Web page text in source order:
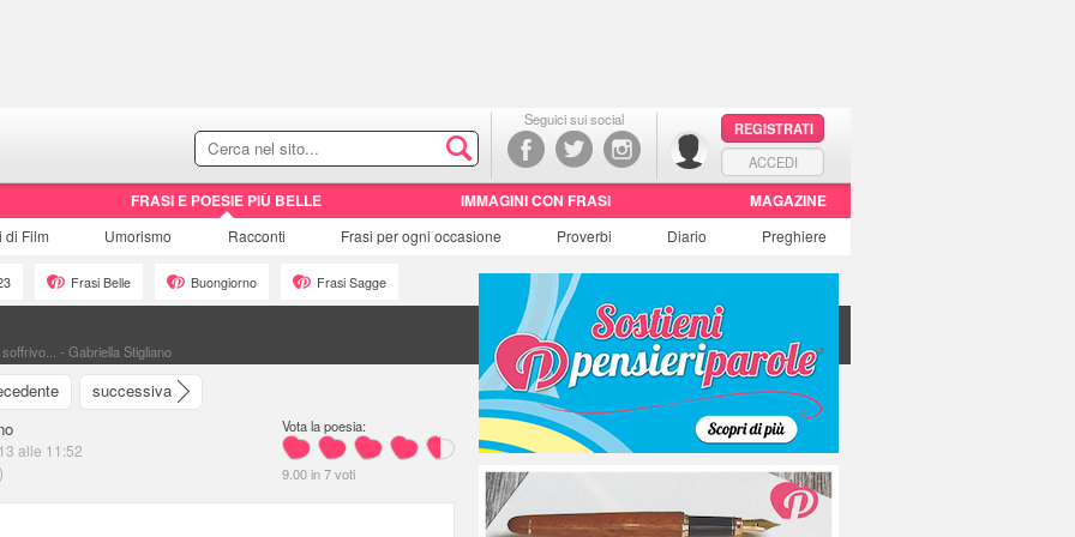
Seguici sui social
REGISTRATI
ACCEDI
FRASI E POESIE PIÙ BELLE IMMAGINI CON FRASI MAGAZINE
di Film Umorismo Racconti Frasi per ogni occasione Proverbi Diario Preghiere
Frasi Belle Buongiorno Frasi Sagge
- Gabriella Stigliano
successiva
alle 11:52
)
Vota la poesia:
9.00in7voti